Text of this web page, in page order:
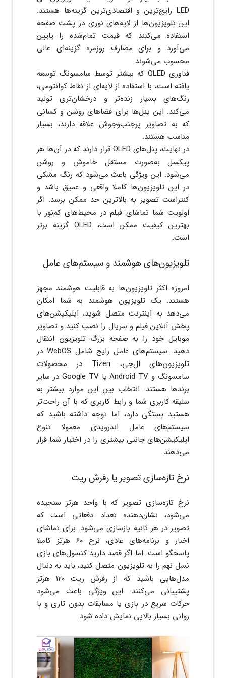
LED رایج‌ترین و اقتصادی‌ترین گزینه‌ها هستند.
این تلویزیون‌ها از لایه‌های نوری در پشت صفحه
استفاده می‌کنند که قیمت تمام‌شده را پایین
می‌آورد و برای مصارف روزمره گزینه‌ای عالی
محسوب می‌شوند.
فناوری QLED که بیشتر توسط سامسونگ توسعه
یافته است، با استفاده از لایه‌ای از نقاط کوانتومی،
رنگ‌های بسیار زنده‌تر و درخشان‌تری تولید
می‌کند. این پنل‌ها برای فضاهای روشن و کسانی
که به تصاویر پرجنب‌وجوش علاقه دارند، بسیار
مناسب هستند.
در نهایت، پنل‌های OLED قرار دارند که در آن‌ها هر
پیکسل به‌صورت مستقل خاموش و روشن
می‌شود. این ویژگی باعث می‌شود که رنگ مشکی
در این تلویزیون‌ها کاملا واقعی و عمیق باشد و
کنتراست تصویر به بالاترین حد ممکن برسد. اگر
اولویت شما تماشای فیلم در محیط‌های کم‌نور با
بهترین کیفیت ممکن است، OLED گزینه برتر
است.
تلویزیون‌های هوشمند و سیستم‌های عامل
امروزه اکثر تلویزیون‌ها به قابلیت هوشمند مجهز
هستند. یک تلویزیون هوشمند به شما امکان
می‌دهد به اینترنت متصل شوید، اپلیکیشن‌های
پخش آنلاین فیلم و سریال را نصب کنید و تصاویر
موبایل خود را به صفحه بزرگ تلویزیون انتقال
دهید. سیستم‌های عامل رایج شامل WebOS در
تلویزیون‌های ال‌جی، Tizen در محصولات
سامسونگ و Android TV یا Google TV در سایر
برندها هستند. انتخاب بین این موارد بیشتر به
سلیقه کاربری شما و رابط کاربری که با آن راحت‌تر
هستید بستگی دارد، اما توجه داشته باشید که
سیستم‌های عامل اندرویدی معمولا تنوع
اپلیکیشن‌های جانبی بیشتری را در اختیار شما قرار
می‌دهند.
نرخ تازه‌سازی تصویر یا رفرش ریت
نرخ تازه‌سازی تصویر که با واحد هرتز سنجیده
می‌شود، نشان‌دهنده تعداد دفعاتی است که
تصویر در هر ثانیه بازسازی می‌شود. برای تماشای
اخبار و برنامه‌های عادی، نرخ ۶۰ هرتز کاملا
پاسخگو است. اما اگر قصد دارید کنسول‌های بازی
نسل نهم را به تلویزیون متصل کنید، باید به دنبال
مدل‌هایی باشید که از رفرش ریت ۱۲۰ هرتز
پشتیبانی می‌کنند. این ویژگی باعث می‌شود
حرکات سریع در بازی یا مسابقات بدون تاری و با
روانی بسیار بالایی نمایش داده شود.